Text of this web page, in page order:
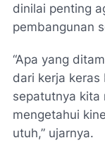
dinilai penting
pembangunan
“Apa yang
dari kerja keras
sepatutnya kita
mengetahui
utuh,” ujarnya.